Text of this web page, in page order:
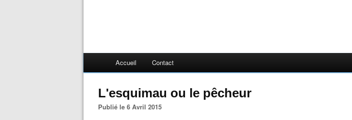
Accueil Contact
L'esquimau ou le pêcheur
Publié le 6 Avril 2015